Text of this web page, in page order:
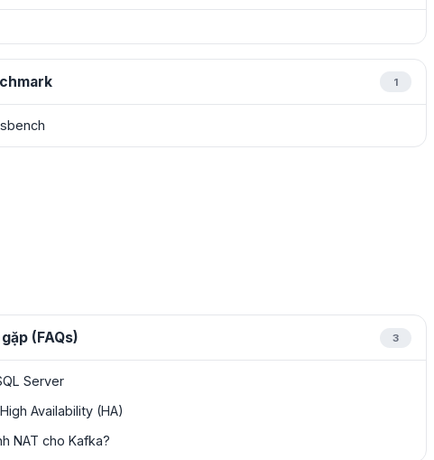
1
(FAQs) 3
Server
Availability (HA)
NAT cho Kafka?